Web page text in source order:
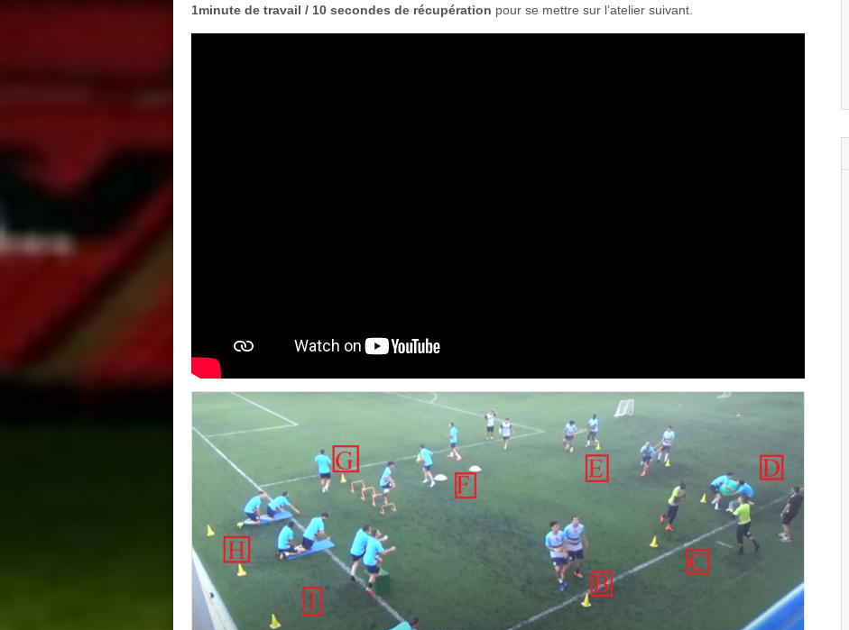
1minute de travail / 10 secondes de récupération pour se mettre sur l’atelier suivant.